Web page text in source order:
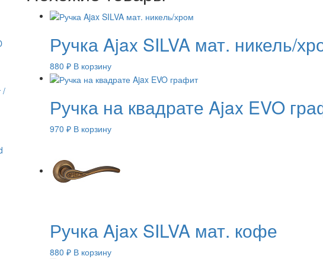
/
Ручка Ajax SILVA мат. никель/
880 ₽ В корзину
Ручка на квадрате Ajax EVO
970 ₽ В корзину
Ручка Ajax SILVA мат. кофе
880 ₽ В корзину